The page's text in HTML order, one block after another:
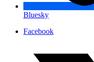
Bluesky
Facebook